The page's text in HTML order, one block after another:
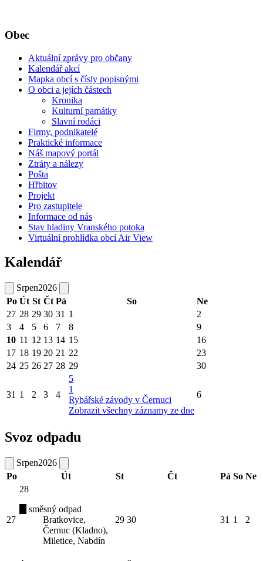
Obec
Aktuální zprávy pro občany
Kalendář akcí
Mapka obcí s čísly popisnými
O obci a jejích částech
Kronika
Kulturní památky
Slavní rodáci
Firmy, podnikatelé
Praktické informace
Náš mapový portál
Ztráty a nálezy
Pošta
Hřbitov
Projekt
Pro zastupitele
Informace od nás
Stav hladiny Vranského potoka
Virtuální prohlídka obcí Air View
Kalendář
Srpen2026
Po Út St Čt Pá So
Ne
27 28 29 30 31 1
2
3
4 5 6 7 8
9
10 11 12 13 14 15
16
17 18 19 20 21 22
23
24 25 26 27 28 29 30
31 1 2 3 4
5
1
Rybářské závody v Černuci
Zobrazit všechny záznamy ze dne
6
Svoz odpadu
Srpen2026
Po
Út St Čt Pá So Ne
27
28
směsný odpad
Bratkovice,
Černuc (Kladno),
Miletice, Nabdín
29 30 31 1 2